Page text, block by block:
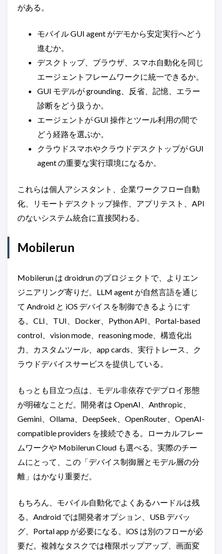
がある。
モバイル GUI agent がデモから安定実行へどう
進むか。
デスクトップ、ブラウザ、スマホ自動化を同じ
エージェントフレームワークに統一できるか。
GUI モデルが grounding、反省、記憶、エラー
診断をどう扱うか。
エージェントが GUI 操作とツール利用の間で
どう経路を選ぶか。
クラウドスマホやクラウドデスクトップが GUI
agent の重要な実行環境になるか。
これらは個人アシスタント、企業ワークフロー自動
化、リモートデスクトップ操作、アプリテスト、API
のないシステム統合に直接関わる。
Mobilerun
Mobilerun は droidrun のプロジェクトで、よりエン
ジニアリング寄りだ。LLM agent が自然言語を通じ
て Android と iOS デバイスを制御できるようにす
る。CLI、TUI、Docker、Python API、Portal-based
control、vision mode、reasoning mode、構造化出
力、カスタムツール、app cards、実行トレース、ク
ラウドデバイスサービスを提供している。
もっとも目立つ点は、モデル非依存でデプロイ形態
が明確なことだ。開発者は OpenAI、Anthropic、
Gemini、Ollama、DeepSeek、OpenRouter、OpenAI-
compatible providers を接続できる。ローカルフレー
ムワークや Mobilerun Cloud も選べる。実際のチー
ムにとって、この「デバイス制御層とモデル層の分
離」はかなり重要だ。
もちろん、モバイル自動化でよくあるハードルは残
る。Android では開発者オプション、USB デバッ
グ、Portal app が必要になる。iOS は別のフローが必
要だ。複雑なタスクでは権限ポップアップ、画面変